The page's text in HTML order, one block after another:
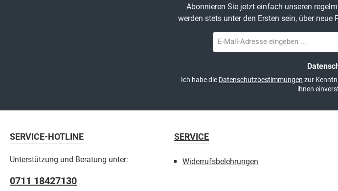
Abonnieren Sie jetzt einfach unseren
werden stets unter den Ersten sein, über
Mail-
Ich habe die Datenschutzbestimmungen zur
ihnen
SERVICE-HOTLINE
Unterstützung und Beratung unter:
0711 18427130
SERVICE
Widerrufsbelehrungen